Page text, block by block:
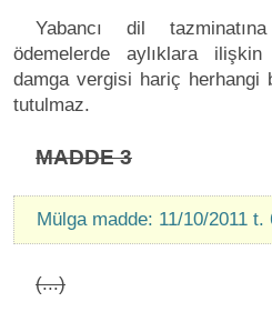
Yabancı dil
ödemelerde aylıklara
damga vergisi hariç
tutulmaz.
MADDE 3
Mülga madde: 11/10/2011
(...)